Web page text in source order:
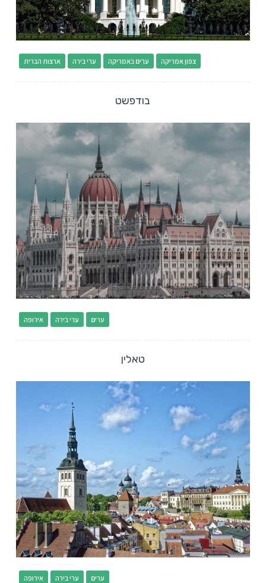
ארצות הברית ערי בירה ערים באמריקה צפון אמריקה
בודפשט
אירופה ערי בירה ערים
טאלין
אירופה ערי בירה ערים